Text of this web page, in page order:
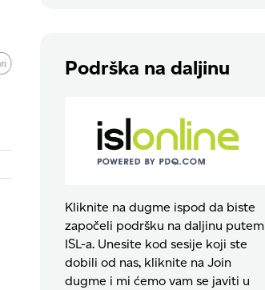
Podrška na daljinu
Kliknite na dugme ispod da biste
započeli podršku na daljinu putem
ISL-a. Unesite kod sesije koji ste
dobili od nas, kliknite na Join
dugme i mi ćemo vam se javiti u